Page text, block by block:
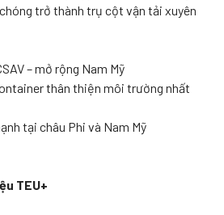
trở thành trụ cột vận tải xuyên
– mở rộng Nam Mỹ
thân thiện môi trường nhất
tại châu Phi và Nam Mỹ
TEU+